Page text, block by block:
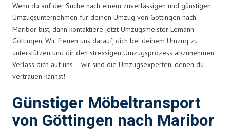
Wenn du auf der Suche nach einem zuverlässigen und günstigen
Umzugsunternehmen für deinen Umzug von Göttingen nach
Maribor bist, dann kontaktiere jetzt Umzugsmeister Lemann
Göttingen. Wir freuen uns darauf, dich bei deinem Umzug zu
unterstützen und dir den stressigen Umzugsprozess abzunehmen.
Verlass dich auf uns – wir sind die Umzugsexperten, denen du
vertrauen kannst!
Günstiger Möbeltransport
von Göttingen nach Maribor